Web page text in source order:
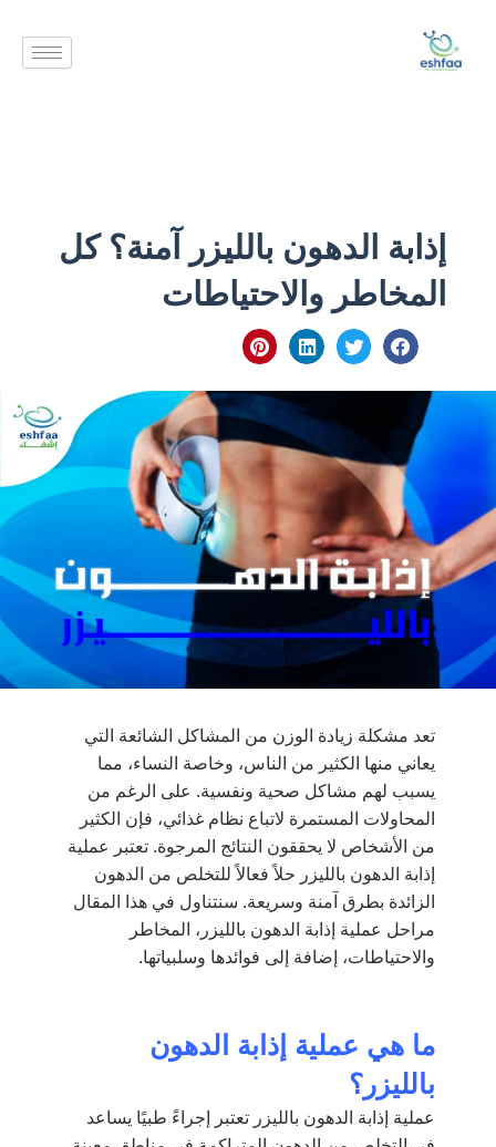
المحتوى
إذابة الدهون بالليزر آمنة؟ كل
المخاطر والاحتياطات
تعد مشكلة زيادة الوزن من المشاكل الشائعة التي
يعاني منها الكثير من الناس، وخاصة النساء، مما
يسبب لهم مشاكل صحية ونفسية. على الرغم من
المحاولات المستمرة لاتباع نظام غذائي، فإن الكثير
من الأشخاص لا يحققون النتائج المرجوة. تعتبر عملية
إذابة الدهون بالليزر حلاً فعالاً للتخلص من الدهون
الزائدة بطرق آمنة وسريعة. سنتناول في هذا المقال
مراحل عملية إذابة الدهون بالليزر، المخاطر
والاحتياطات، إضافة إلى فوائدها وسلبياتها.
ما هي عملية إذابة الدهون
بالليزر؟
عملية إذابة الدهون بالليزر تعتبر إجراءً طبيًا يساعد